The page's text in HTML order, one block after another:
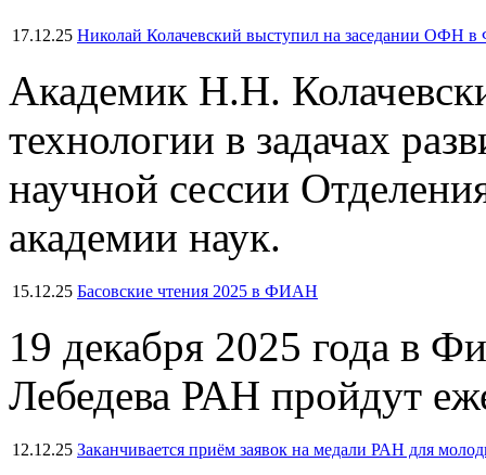
17.12.25 Николай Колачевский выступил на заседании ОФН
Академик Н.Н.
технологии в задачах
научной сессии
академии наук.
15.12.25 Басовские чтения 2025 в ФИАН
19 декабря 2025 года в
Лебедева РАН пройдут
12.12.25 Заканчивается приём заявок на медали РАН для